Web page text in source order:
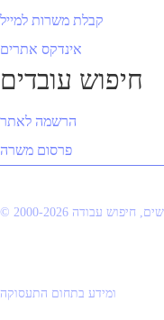
קבלת משרות למייל
אינדקס אתרים
חיפוש עובדים
הרשמה לאתר
פרסום משרה
© 2000-2026 כל הזכויות שמורות לאתר "מובטל", לוח דרושים, חיפוש עבודה
ומידע בתחום התעסוקה